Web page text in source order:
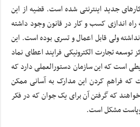
جدید اینترنتی شده است. قضیه از این
اندازی کسب و کار در قانون وجود داشته
ولی قابل اعمال و تسری بوده است. این
تجارت الکترونیکی فرایند اعطای نماد
است که این سازمان دستورالعملی دارد که
که فراهم کردن این مدارک به آسانی ممکن
که گرفتن آن برای یک جوان که در فکر
مشکل است.